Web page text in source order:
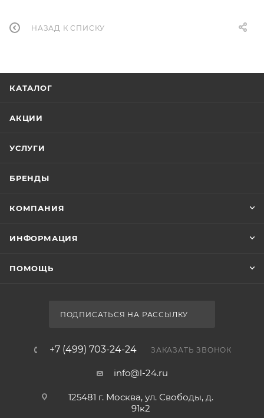
НАЗАД К СПИСКУ
КАТАЛОГ
АКЦИИ
УСЛУГИ
БРЕНДЫ
КОМПАНИЯ
ИНФОРМАЦИЯ
ПОМОЩЬ
ПОДПИСАТЬСЯ НА РАССЫЛКУ
+7 (499) 703-24-24 ЗАКАЗАТЬ ЗВОНОК
info@l-24.ru
125481 г. Москва, ул. Свободы, д.
91к2